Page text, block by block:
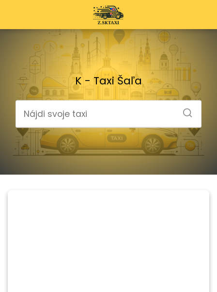
K - Taxi Šaľa